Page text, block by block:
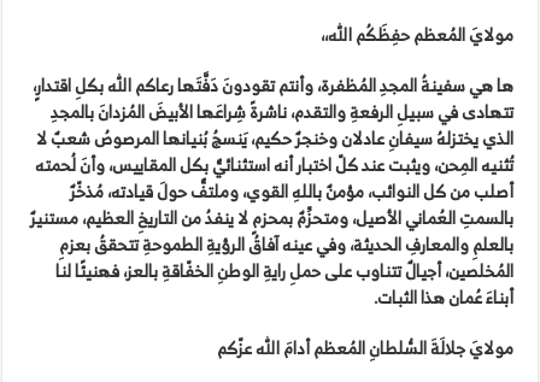
مولايَ المُعظم حفِظَكُم الله،،
ها هي سفينةُ المجدِ المُظفرة، وأنتم تقودونَ دَفَّتَها رعاكم الله بكلِ اقتدارٍ،
تتهادى في سبيلِ الرفعةِ والتقدم، ناشرةً شِراعَها الأبيضَ المُزدانَ بالمجدِ
الذي يختزلهُ سيفانِ عادلان وخنجرٌ حكيم، يَنسجُ بُنيانها المرصوصُ شعبٌ لا
تُثنيه المِحن، ويثبت عند كلّ اختبار أنه استثنائيٌّ بكل المقاييس، وأنَ لُحمته
أصلب من كل النوائب، مؤمنٌ باللهِ القوي، وملتفٌّ حولَ قيادته، مُذخّرٌ
بالسمتِ العُماني الأصيل، ومتحزِّمٌ بمحزمٍ لا ينفدُ من التاريخِ العظيم، مستنيرٌ
بالعلمِ والمعارفِ الحديثة، وفي عينه آفاقُ الرؤيةِ الطموحةِ تتحققُ بعزمِ
المُخلصين، أجيالٌ تتناوب على حملِ رايةِ الوطنِ الخفّاقةِ بالعز، فهنيئًا لنا
أبناءَ عُمان هذا الثبات.
مولايَ جلالَةَ السُّلطانِ المُعظم أدامَ الله عزّكم